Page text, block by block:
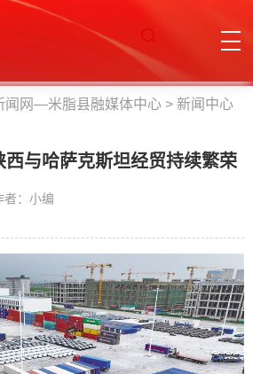
闻网—米脂县融媒体中心 > 新闻中心
与哈萨克斯坦经贸持续繁荣
：小编